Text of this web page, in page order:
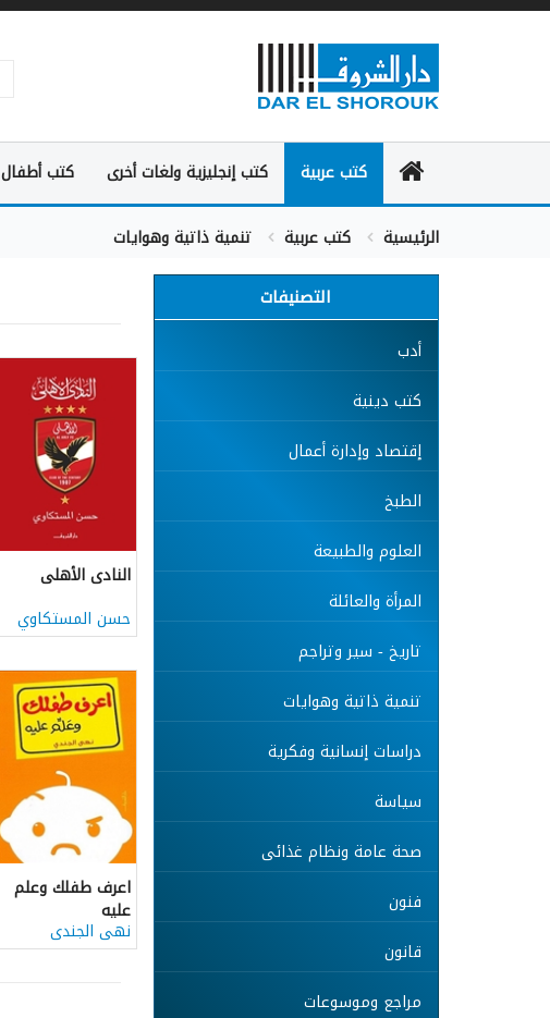
كتب عربية كتب إنجليزية ولغات أخرى كتب أطفال
الرئيسية كتب عربية تنمية ذاتية وهوايات
التصنيفات
أدب
كتب دينية
إقتصاد وإدارة أعمال
الطبخ
العلوم والطبيعة
المرأة والعائلة
تاريخ - سير وتراجم
تنمية ذاتية وهوايات
دراسات إنسانية وفكرية
سياسة
صحة عامة ونظام غذائى
فنون
قانون
مراجع وموسوعات
النادى الأهلى
حسن المستكاوي
اعرف طفلك وعلم
عليه
نهى الجندى